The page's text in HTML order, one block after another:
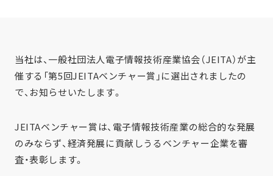
当社は、一般社団法人電子情報技術産業協会（JEITA）が主
催する「第5回JEITAベンチャー賞」に選出されましたの
で、お知らせいたします。
JEITAベンチャー賞は、電子情報技術産業の総合的な発展
のみならず、経済発展に貢献しうるベンチャー企業を審
査・表彰します。